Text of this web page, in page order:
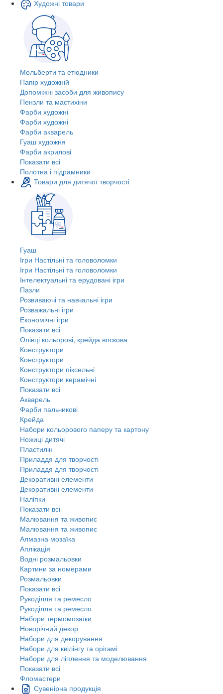
Художні товари
Мольберти та етюдники
Папір художній
Допоміжні засоби для живопису
Пензли та мастихіни
Фарби художні
Фарби художні
Фарби акварель
Гуаш художня
Фарби акрилові
Показати всі
Полотна і підрамники
Товари для дитячої творчості
Гуаш
Ігри Настільні та головоломки
Ігри Настільні та головоломки
Інтелектуальні та ерудовані ігри
Пазли
Розвиваючі та навчальні ігри
Розважальні ігри
Економічні ігри
Показати всі
Олівці кольорові, крейда воскова
Конструктори
Конструктори
Конструктори піксельні
Конструктори керамічні
Показати всі
Акварель
Фарби пальчикові
Крейда
Набори кольорового паперу та картону
Ножиці дитячі
Пластилін
Приладдя для творчості
Приладдя для творчості
Декоративні елементи
Декоративні елементи
Налiпки
Показати всі
Малювання та живопис
Малювання та живопис
Алмазна мозаїка
Аплікація
Водні розмальовки
Картини за номерами
Розмальовки
Показати всі
Рукоділля та ремесло
Рукоділля та ремесло
Набори термомозаїки
Новорічний декор
Набори для декорування
Набори для квілінгу та орігамі
Набори для ліплення та моделювання
Показати всі
Фломастери
Сувенірна продукція